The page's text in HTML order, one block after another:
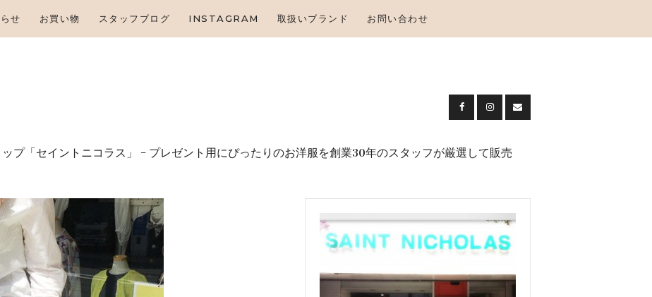
せ お買い物 スタッフブログ INSTAGRAM 取扱いブランド お問い合わせ
プ「セイントニコラス」 – プレゼント⽤にぴったりのお洋服を創業30年のスタッフが厳選して販売
HOME
INSTAGRAM
お問い合わせ